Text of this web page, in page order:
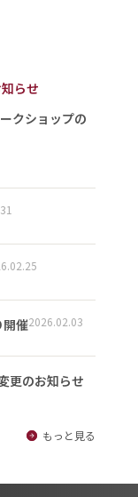
らせ
クショップの
開催2026.02.03
更のお知らせ
もっと見る